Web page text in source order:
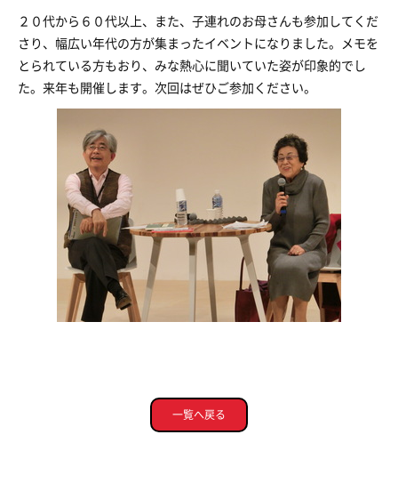
２０代から６０代以上、また、子連れのお母さんも参加してくだ
さり、幅広い年代の方が集まったイベントになりました。メモを
とられている方もおり、みな熱心に聞いていた姿が印象的でし
た。来年も開催します。次回はぜひご参加ください。
一覧へ戻る